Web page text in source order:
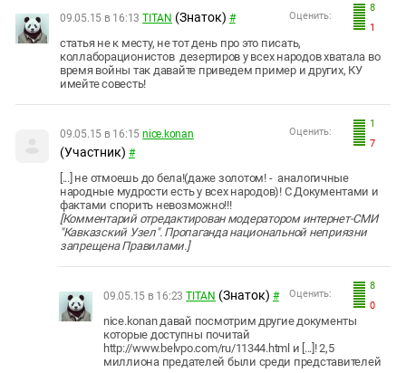
8
1
Оценить:
09.05.15 в 16:13 TITAN (Знаток) #
статья не к месту, не тот день про это писать,
коллаборационистов дезертиров у всех народов хватала во
время войны так давайте приведем пример и других, КУ
имейте совесть!
1
7
Оценить:
09.05.15 в 16:15 nice.konan
(Участник) #
[...] не отмоешь до бела!(даже золотом! - аналогичные
народные мудрости есть у всех народов)! С Документами и
фактами спорить невозможно!!!
[Комментарий отредактирован модератором интернет-СМИ
"Кавказский Узел". Пропаганда национальной неприязни
запрещена Правилами.]
8
0
Оценить:
09.05.15 в 16:23 TITAN (Знаток) #
nice.konanдавай посмотрим другие документы
которые доступны почитай
http://www.belvpo.com/ru/11344.html и [...]! 2,5
миллиона предателей были среди представителей